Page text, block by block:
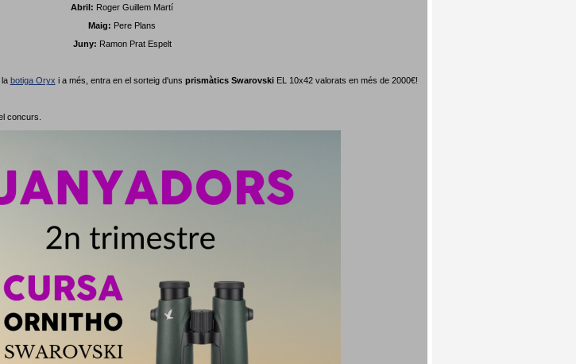
Abril: Roger Guillem Martí
Maig: Pere Plans
Juny: Ramon Prat Espelt
botiga Oryx i a més, entra en el sorteig d'uns prismàtics SwarovskiEL 10x42 valorats en més de 2000€!
concurs.